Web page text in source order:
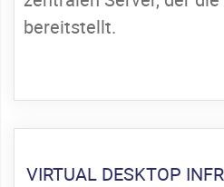
bereitstellt.
VIRTUAL DESKTOP